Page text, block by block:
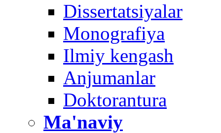
Dissertatsiyalar
Monografiya
Ilmiy kengash
Anjumanlar
Doktorantura
Ma'naviy